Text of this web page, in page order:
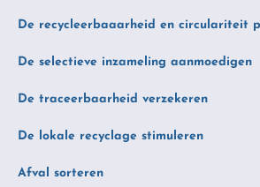
De recycleerbaaarheid en circulariteit
De selectieve inzameling aanmoedigen
De traceerbaarheid verzekeren
De lokale recyclage stimuleren
Afval sorteren